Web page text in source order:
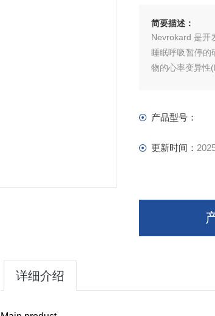
简要描述：
Nevrokard 是开
睡眠呼吸暂停
物的心率变异性
产品型号：
更新时间：
详细介绍